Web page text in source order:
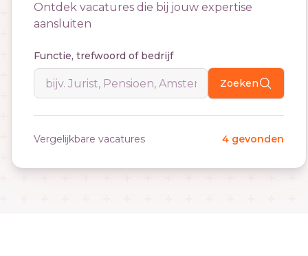
Ontdek vacatures die bij jouw expertise
aansluiten
Functie, trefwoord of bedrijf
Zoeken
Vergelijkbare vacatures 4 gevonden